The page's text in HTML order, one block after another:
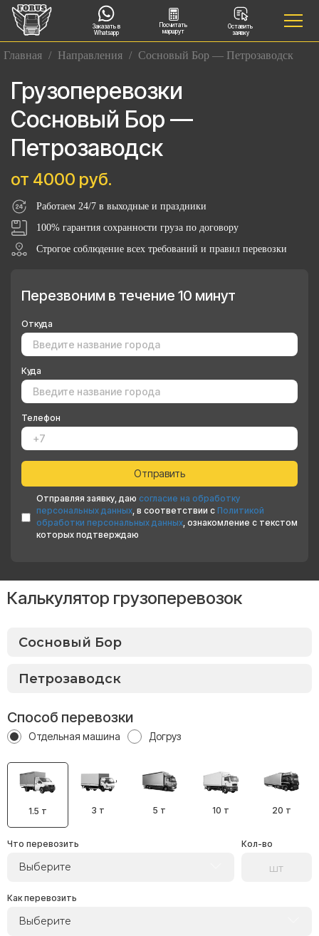
Заказать в
Whatsapp
Посчитать
маршрут
Оставить
заявку
Главная / Направления / Сосновый Бор — Петрозаводск
Грузоперевозки
Сосновый Бор —
Петрозаводск
от 4000 руб.
Работаем 24/7 в выходные и праздники
100% гарантия сохранности груза по договору
Строгое соблюдение всех требований и правил перевозки
Перезвоним в течение 10 минут
Откуда
Куда
Телефон
Отправляя заявку, даю согласие на обработку
персональных данных, в соответствии с Политикой
обработки персональных данных, ознакомление с текстом
которых подтверждаю
Калькулятор грузоперевозок
Способ перевозки
Отдельная машина Догруз
1.5 т 3 т 5 т 10 т 20 т
Что перевозить
Выберите
Кол-во
Как перевозить
Выберите